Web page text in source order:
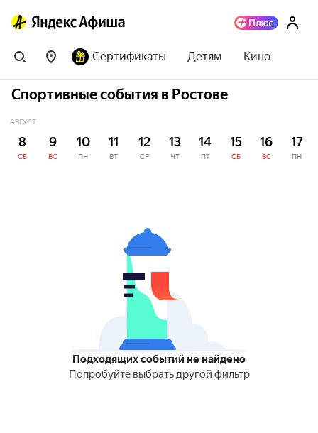
Сертификаты Детям Кино
Спортивные события в Ростове
АВГУСТ
8
СБ
9
ВС
10
ПН
11
ВТ
12
СР
13
ЧТ
14
ПТ
15
СБ
16
ВС
17
ПН
Подходящих событий не найдено
Попробуйте выбрать другой фильтр